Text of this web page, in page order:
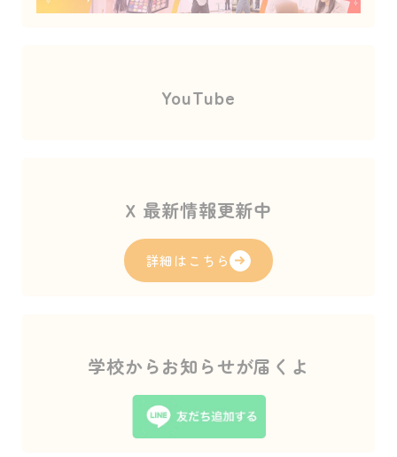
YouTube
X 最新情報更新中
詳細はこちら
学校からお知らせが届くよ